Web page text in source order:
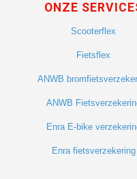
ONZE
Scooterflex
Fietsflex
ANWB
ANWB
Enra E-bike
Enra fietsverzekering